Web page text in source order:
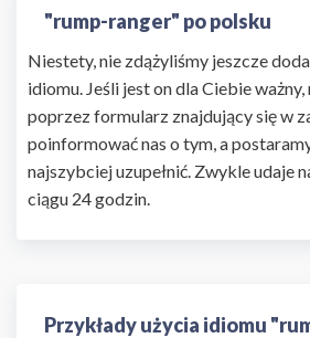
"rump-ranger" po polsku
Niestety, nie zdążyliśmy jeszcze
idiomu. Jeśli jest on dla Ciebie ważny,
poprzez formularz znajdujący się w
poinformować nas o tym, a
najszybciej uzupełnić. Zwykle udaje
ciągu 24 godzin.
Przykłady użycia idiomu